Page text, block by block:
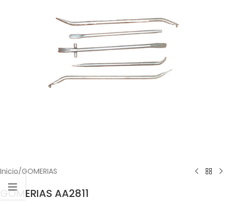
Inicio/GOMERIAS
GOMERIAS AA2811